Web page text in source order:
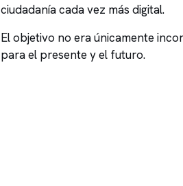
ciudadanía cada vez más digital.
El objetivo no era únicamente
para el presente y el futuro.